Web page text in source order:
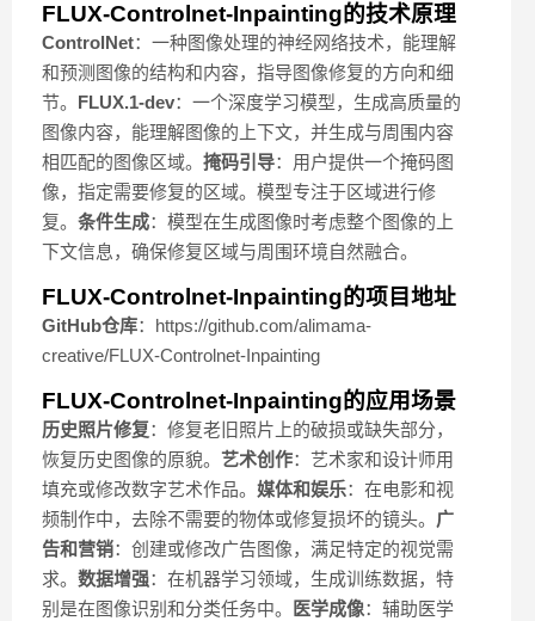
FLUX-Controlnet-Inpainting的技术原理
ControlNet：一种图像处理的神经网络技术，能理解
和预测图像的结构和内容，指导图像修复的方向和细
节。 FLUX.1-dev：一个深度学习模型，生成高质量的
图像内容，能理解图像的上下文，并生成与周围内容
相匹配的图像区域。 掩码引导：用户提供一个掩码图
像，指定需要修复的区域。模型专注于区域进行修
复。 条件生成：模型在生成图像时考虑整个图像的上
下文信息，确保修复区域与周围环境自然融合。
FLUX-Controlnet-Inpainting的项目地址
GitHub仓库：https://github.com/alimama-
creative/FLUX-Controlnet-Inpainting
FLUX-Controlnet-Inpainting的应用场景
历史照片修复：修复老旧照片上的破损或缺失部分，
恢复历史图像的原貌。 艺术创作：艺术家和设计师用
填充或修改数字艺术作品。 媒体和娱乐：在电影和视
频制作中，去除不需要的物体或修复损坏的镜头。 广
告和营销：创建或修改广告图像，满足特定的视觉需
求。 数据增强：在机器学习领域，生成训练数据，特
别是在图像识别和分类任务中。
医学成像：辅助医学